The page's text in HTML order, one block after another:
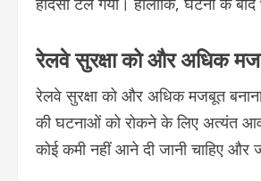
रेलवे सुरक्षा को और अधिक
रेलवे सुरक्षा को और अधिक मजबूत
की घटनाओं को रोकने के लिए अत्यंत
कोई कमी नहीं आने दी जानी चाहिए और